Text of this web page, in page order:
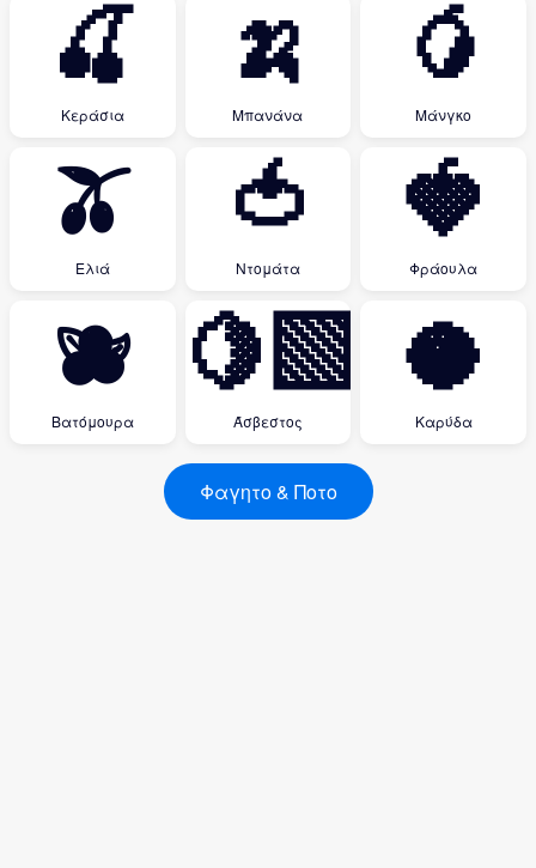
🍒
Κεράσια
🍌
Μπανάνα
🥭
Μάνγκο
🫒
Ελιά
🍅
Ντομάτα
🍓
Φράουλα
🫐
Βατόμουρα
🍋‍🟩
Άσβεστος
🥥
Καρύδα
Φαγητο & Ποτο